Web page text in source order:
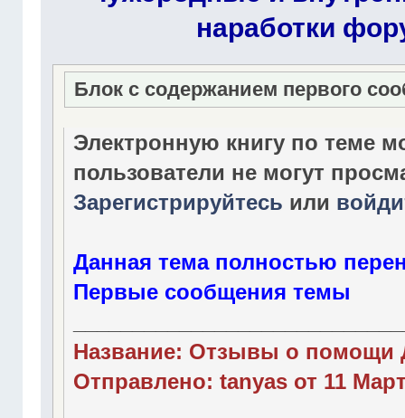
наработки
Блок с содержанием первого
Электронную книгу по теме
пользователи не могут
Зарегистрируйтесь или
Данная тема полностью
Первые сообщения темы
Название: Отзывы о помощи
Отправлено: tanyas от 11